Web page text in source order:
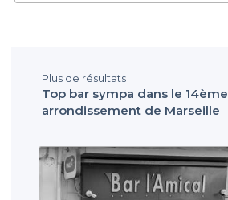
Plus de résultats
Top bar sympa dans le 14ème
arrondissement de Marseille